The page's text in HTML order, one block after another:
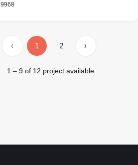
‹ 1 2 ›
1 – 9 of 12 project available